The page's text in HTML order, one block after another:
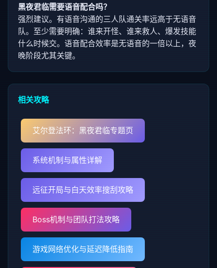
黑夜君临需要语音配合吗？
强烈建议。有语音沟通的三人队通关率远高于无语音
队。至少需要明确：谁来开怪、谁来救人、爆发技能
什么时候交。语音配合效率是无语音的一倍以上，夜
晚阶段尤其关键。
相关攻略
艾尔登法环：黑夜君临专题页
系统机制与属性详解
远征开局与白天效率搜刮攻略
Boss机制与团队打法攻略
游戏网络优化与延迟降低指南